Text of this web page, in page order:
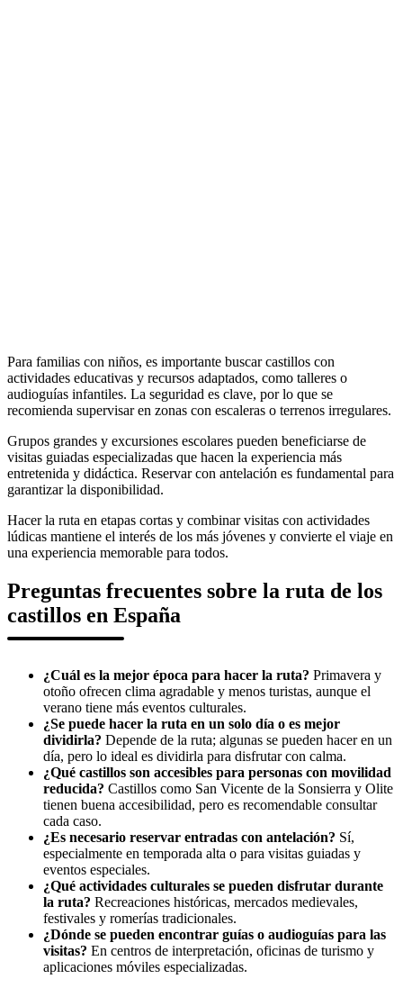
Para familias con niños, es importante buscar castillos con
actividades educativas y recursos adaptados, como talleres o
audioguías infantiles. La seguridad es clave, por lo que se
recomienda supervisar en zonas con escaleras o terrenos irregulares.
Grupos grandes y excursiones escolares pueden beneficiarse de
visitas guiadas especializadas que hacen la experiencia más
entretenida y didáctica. Reservar con antelación es fundamental para
garantizar la disponibilidad.
Hacer la ruta en etapas cortas y combinar visitas con actividades
lúdicas mantiene el interés de los más jóvenes y convierte el viaje en
una experiencia memorable para todos.
Preguntas frecuentes sobre la ruta de los
castillos en España
¿Cuál es la mejor época para hacer la ruta? Primavera y
otoño ofrecen clima agradable y menos turistas, aunque el
verano tiene más eventos culturales.
¿Se puede hacer la ruta en un solo día o es mejor
dividirla? Depende de la ruta; algunas se pueden hacer en un
día, pero lo ideal es dividirla para disfrutar con calma.
¿Qué castillos son accesibles para personas con movilidad
reducida? Castillos como San Vicente de la Sonsierra y Olite
tienen buena accesibilidad, pero es recomendable consultar
cada caso.
¿Es necesario reservar entradas con antelación? Sí,
especialmente en temporada alta o para visitas guiadas y
eventos especiales.
¿Qué actividades culturales se pueden disfrutar durante
la ruta? Recreaciones históricas, mercados medievales,
festivales y romerías tradicionales.
¿Dónde se pueden encontrar guías o audioguías para las
visitas? En centros de interpretación, oficinas de turismo y
aplicaciones móviles especializadas.